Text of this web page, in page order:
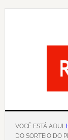
Skip
VOCÊ ESTÁ AQUI:
DO SORTEIO DO